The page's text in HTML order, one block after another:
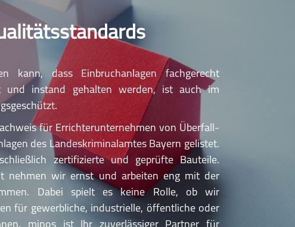
kann, dass Einbruchanlagen fachgerecht
und instand gehalten werden, ist auch im
für Errichterunternehmen von Überfall-
des Landeskriminalamtes Bayern gelistet.
zertifizierte und geprüfte Bauteile.
nehmen wir ernst und arbeiten eng mit der
Dabei spielt es keine Rolle, ob wir
für gewerbliche, industrielle, öffentliche oder